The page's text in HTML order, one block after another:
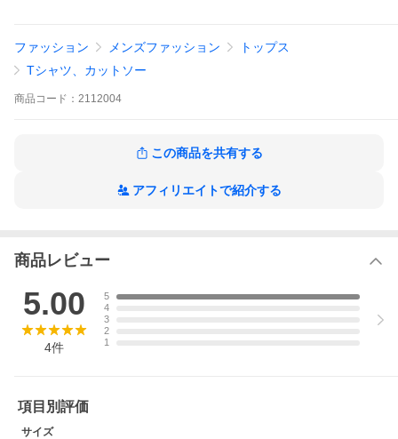
ファッション メンズファッション
トップス
Tシャツ、カットソー
商品 コード： 2112004
この商品を共有する
アフィリエイトで紹介する
商品レビュー
5.00
4件
5
4
3
2
1
項目別評価
サイズ